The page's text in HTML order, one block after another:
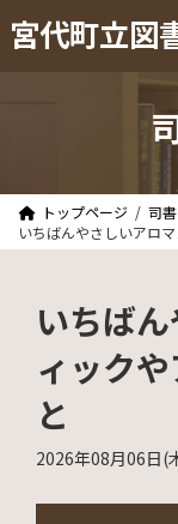
ン
ビ宮代町立図
トップページ
司
いちばんやさしいアロ
いちば
ィック
と
2026年08月06日(